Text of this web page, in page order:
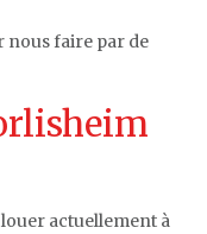
nous faire par de
actuellement à